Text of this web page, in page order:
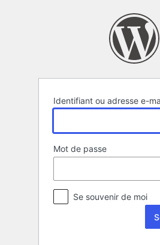
Identifiant ou adresse e-
Mot de passe
Se souvenir de moi